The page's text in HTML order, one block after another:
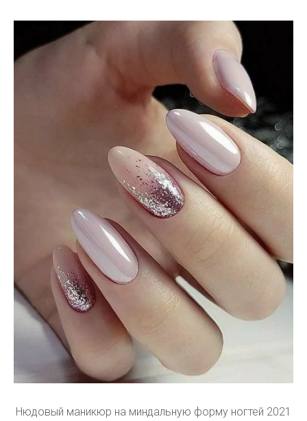
Нюдовый маникюр на миндальную форму ногтей 2021